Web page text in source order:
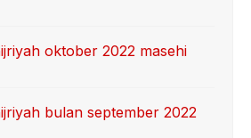
oktober 2022 masehi
bulan september 2022